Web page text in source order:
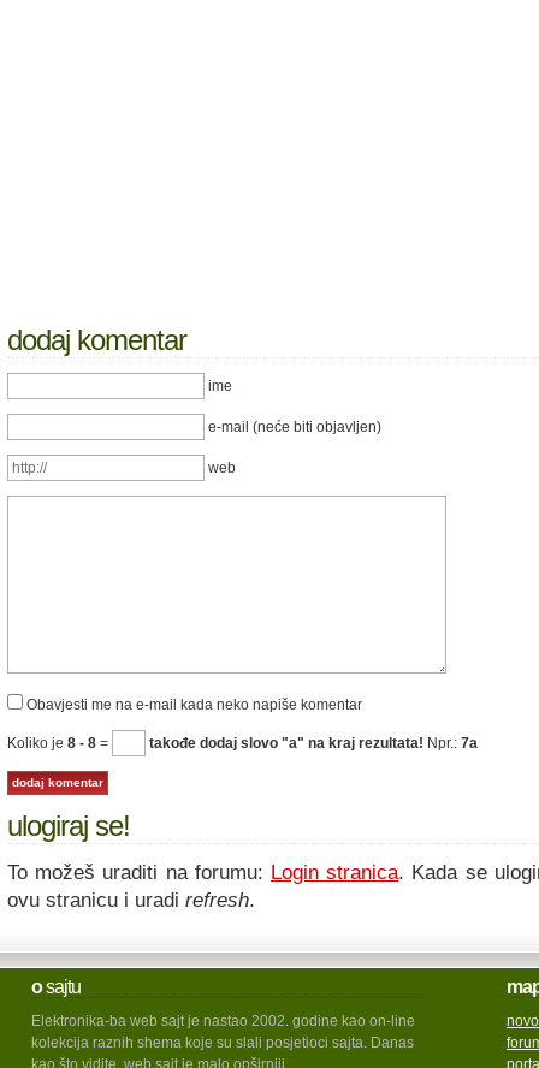
dodaj komentar
ime
e-mail (neće biti objavljen)
web
Obavjesti me na e-mail kada neko napiše komentar
Koliko je 8 - 8 = takođe dodaj slovo "a" na kraj rezultata! Npr.: 7a
ulogiraj se!
To možeš uraditi na forumu: Login stranica. Kada se
ovu stranicu i uradi refresh.
osajtu
Elektronika-ba web sajt je nastao 2002. godine kao on-line
kolekcija raznih shema koje su slali posjetioci sajta. Danas
kao što vidite, web sajt je malo opširniji.